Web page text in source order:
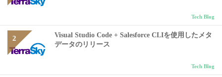
Tech Blog
Visual Studio Code + Salesforce CLIを使用したメタ
データのリリース
Tech Blog